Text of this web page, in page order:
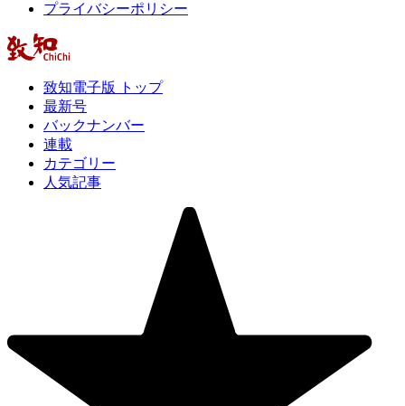
プライバシーポリシー
致知電子版 トップ
最新号
バックナンバー
連載
カテゴリー
人気記事